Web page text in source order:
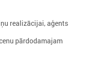
realizācijai, aģents
pārdodamajam